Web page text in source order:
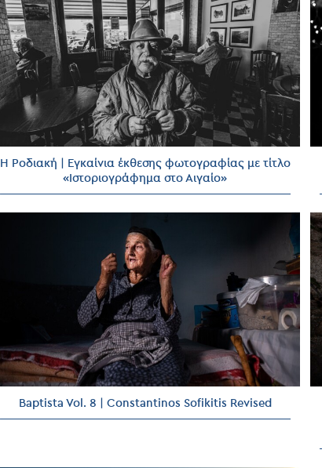
Η Ροδιακή | Εγκαίνια έκθεσης φωτογραφίας με τίτλο
«Ιστοριογράφημα στο Αιγαίο»
Baptista Vol. 8 | Constantinos Sofikitis Revised